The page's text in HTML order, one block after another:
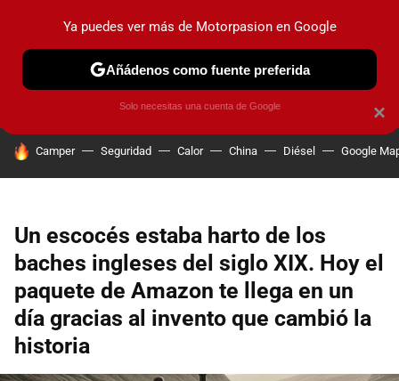
PRUEBAS COCHES ELÉCTRICOS OBSERVATORIO
HOY SE HABLA DE
Camper Seguridad Calor China Diésel Google
Un escocés estaba harto de los
baches ingleses del siglo XIX. Hoy el
paquete de Amazon te llega en un
día gracias al invento que cambió la
historia
×
Ya puedes ver más de Motorpasion en Google
Añádenos como fuente preferida
Solo necesitas una cuenta de Google